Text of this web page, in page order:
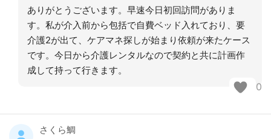
ありがとうございます。早速今日初回訪問がありま
す。私が介入前から包括で自費ベッド入れており、要
介護2が出て、ケアマネ探しが始まり依頼が来たケース
です。今日から介護レンタルなので契約と共に計画作
成して持って行きます。
0
さくら鯛